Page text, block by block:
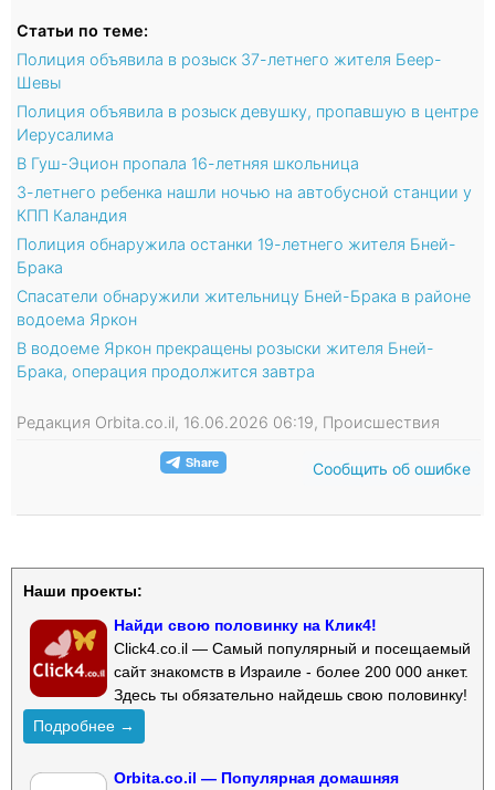
Статьи по теме:
Полиция объявила в розыск 37-летнего жителя Беер-
Шевы
Полиция объявила в розыск девушку, пропавшую в центре
Иерусалима
В Гуш-Эцион пропала 16-летняя школьница
3-летнего ребенка нашли ночью на автобусной станции у
КПП Каландия
Полиция обнаружила останки 19-летнего жителя Бней-
Брака
Спасатели обнаружили жительницу Бней-Брака в районе
водоема Яркон
В водоеме Яркон прекращены розыски жителя Бней-
Брака, операция продолжится завтра
Редакция Orbita.co.il, 16.06.2026 06:19, Происшествия
Сообщить об ошибке
Наши проекты:
Найди свою половинку на Клик4!
Click4.co.il — Самый популярный и посещаемый
сайт знакомств в Израиле - более 200 000 анкет.
Здесь ты обязательно найдешь свою половинку!
Подробнее →
Orbita.co.il — Популярная домашняя